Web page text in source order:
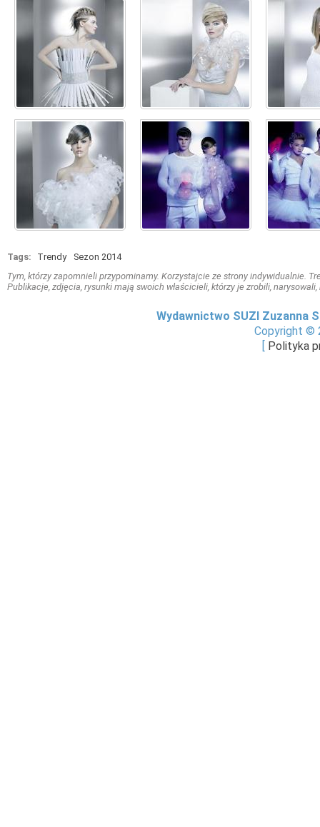
Tags: Trendy
Sezon 2014
Tym, którzy zapomnieli przypominamy. Korzystajcie ze strony indywidualnie.
Publikacje, zdjęcia, rysunki mają swoich właścicieli, którzy je zrobili,
Wydawnictwo SUZI Zuzanna
Copyright ©
[ Polityka